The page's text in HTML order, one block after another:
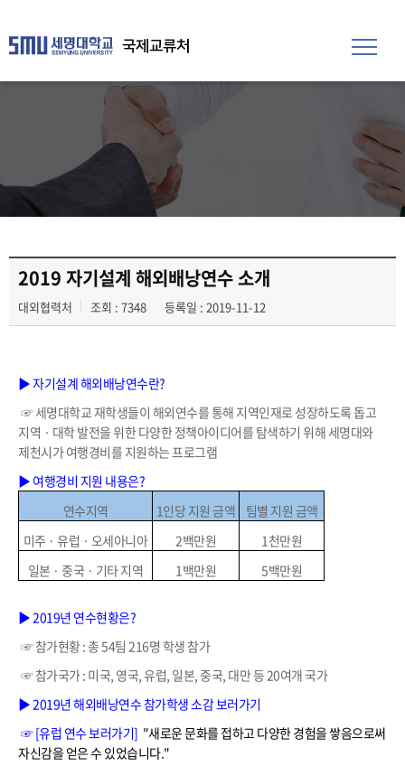
국제교류처
2019 자기설계 해외배낭연수 소개
대외협력처 조회 : 7348 등록일 : 2019-11-12
▶ 자기설계 해외배낭연수란?
☞ 세명대학교 재학생들이 해외연수를 통해 지역인재로 성장하도록 돕고
지역 · 대학 발전을 위한 다양한 정책아이디어를 탐색하기 위해 세명대와
제천시가 여행경비를 지원하는 프로그램
▶ 여행경비 지원 내용은?
연수지역
1인당 지원 금액
팀별 지원 금액
미주 · 유럽 · 오세아니아
2백만원
1천만원
일본 · 중국 · 기타 지역
1백만원 5백만원
▶ 2019년 연수현황은?
☞ 참가현황 : 총 54팀 216명 학생 참가
☞ 참가국가 : 미국, 영국, 유럽, 일본, 중국, 대만 등 20여개 국가
▶ 2019년 해외배낭연수 참가학생 소감 보러가기
☞ [유럽 연수 보러가기] "새로운 문화를 접하고 다양한 경험을 쌓음으로써
자신감을 얻은 수 있었습니다."